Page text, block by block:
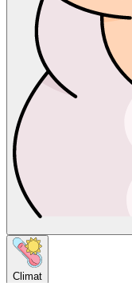
Climat